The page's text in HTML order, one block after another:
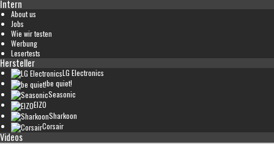
Intern
About us
Jobs
Wie wir testen
Werbung
Lesertests
Hersteller
LG Electronics
be quiet!
Seasonic
EIZO
Sharkoon
Corsair
Videos